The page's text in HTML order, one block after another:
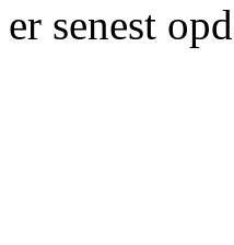
er senest